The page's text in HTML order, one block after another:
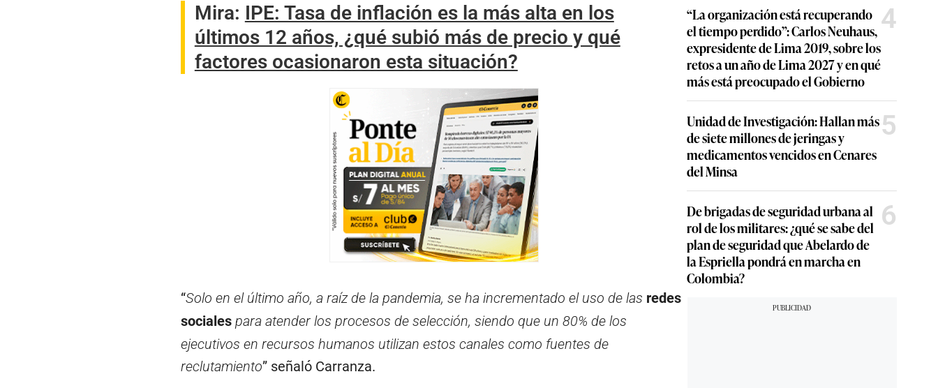
Mira: IPE: Tasa de inflación es la más alta en los
últimos 12 años, ¿qué subió más de precio y qué
factores ocasionaron esta situación?
“Solo en el último año, a raíz de la pandemia, se ha incrementado el uso de las redes
socialespara atender los procesos de selección, siendo que un 80% de los
ejecutivos en recursos humanos utilizan estos canales como fuentes de
reclutamiento” señaló Carranza.
“La organización está recuperando
el tiempo perdido”: Carlos Neuhaus,
expresidente de Lima 2019, sobre los
retos a un año de Lima 2027 y en qué
más está preocupado el Gobierno
4
Unidad de Investigación: Hallan más
de siete millones de jeringas y
medicamentos vencidos en Cenares
del Minsa
5
De brigadas de seguridad urbana al
rol de los militares: ¿qué se sabe del
plan de seguridad que Abelardo de
la Espriella pondrá en marcha en
Colombia?
6